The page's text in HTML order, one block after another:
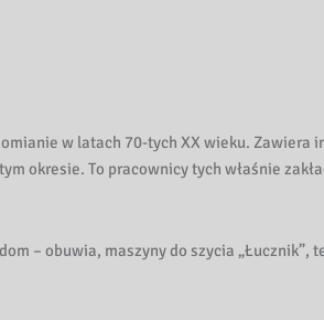
w latach 70-tych XX wieku. Zawiera
okresie. To pracownicy tych właśnie
– obuwia, maszyny do szycia „Łucznik”,